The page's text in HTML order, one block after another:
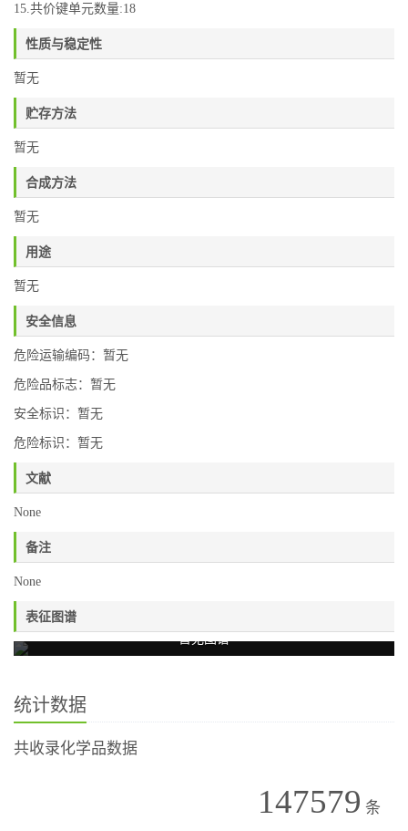
15.共价键单元数量:18
性质与稳定性
暂无
贮存方法
暂无
合成方法
暂无
用途
暂无
安全信息
危险运输编码：暂无
危险品标志：暂无
安全标识：暂无
危险标识：暂无
文献
None
备注
None
表征图谱
暂无图谱
统计数据
共收录化学品数据
147579 条